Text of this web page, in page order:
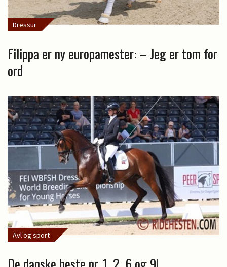
Dressur
Filippa er ny europamester: – Jeg er tom for
ord
Avl og sport